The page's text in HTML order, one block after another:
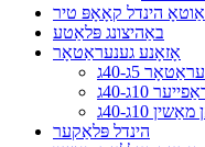
אַוטאָ הינדל קאָאָפּ טיר
באַהיצונג פּלאַטע
אָזאָנע גענעראַטאָר
5ג-40ג
10ג-40ג
10ג-40ג
הינדל פּלאַקער